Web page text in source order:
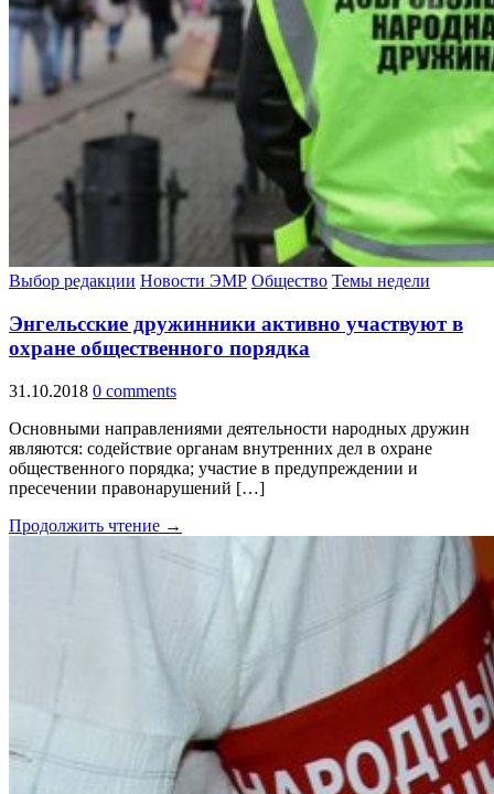
Выбор редакции Новости ЭМР Общество Темы недели
Энгельсские дружинники активно участвуют в
охране общественного порядка
31.10.2018 0 comments
Основными направлениями деятельности народных дружин
являются: содействие органам внутренних дел в охране
общественного порядка; участие в предупреждении и
пресечении правонарушений […]
Продолжить чтение →